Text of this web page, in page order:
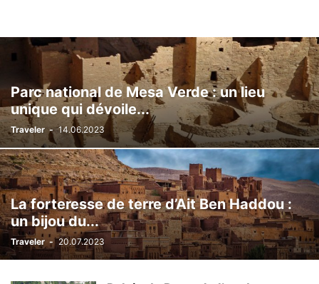
Parc national de Mesa Verde : un lieu
unique qui dévoile...
Traveler - 14.06.2023
La forteresse de terre d’Ait Ben Haddou :
un bijou du...
Traveler - 20.07.2023